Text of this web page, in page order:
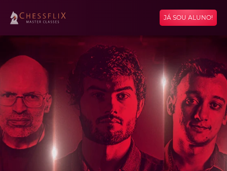
JÁ SOU ALUNO!